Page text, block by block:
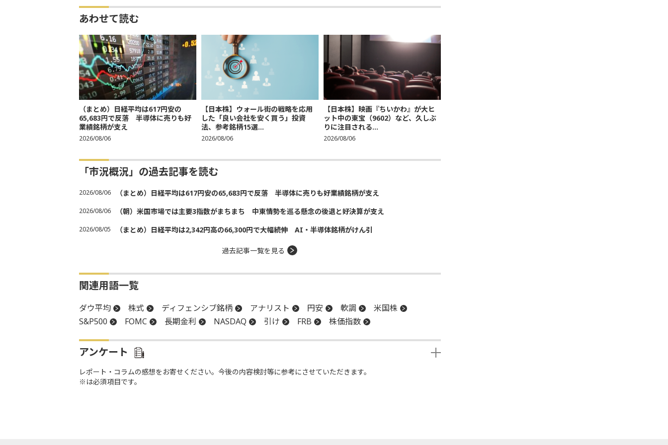
あわせて読む
（まとめ）日経平均は617円安の
65,683円で反落 半導体に売りも好
業績銘柄が支え
2026/08/06
【日本株】ウォール街の戦略を応用
した「良い会社を安く買う」投資
法、参考銘柄15選...
2026/08/06
【日本株】映画『ちいかわ』が大ヒ
ット中の東宝（9602）など、久しぶ
りに注目される...
2026/08/06
「市況概況」の過去記事を読む
2026/08/06 （まとめ）日経平均は617円安の65,683円で反落 半導体に売りも好業績銘柄が支え
2026/08/06 （朝）米国市場では主要3指数がまちまち 中東情勢を巡る懸念の後退と好決算が支え
2026/08/05 （まとめ）日経平均は2,342円高の66,300円で大幅続伸 AI・半導体銘柄がけん引
過去記事一覧を見る
関連用語一覧
ダウ平均 株式 ディフェンシブ銘柄 アナリスト 円安 軟調
米国株
S&P500
FOMC 長期金利 NASDAQ 引け FRB 株価指数
アンケート
レポート・コラムの感想をお寄せください。今後の内容検討等に参考にさせていただきます。
※は必須項目です。